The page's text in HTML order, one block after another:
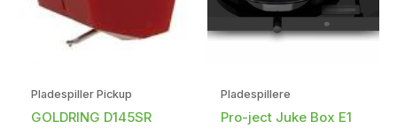
Pladespiller Pickup
GOLDRING D145SR
Pladespillere
Pro-ject Juke Box E1